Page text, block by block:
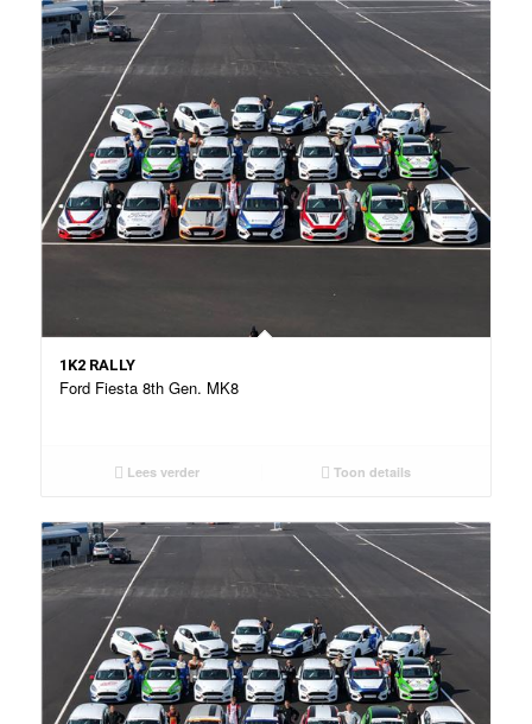
1K2 RALLY
Ford Fiesta 8th Gen. MK8
Lees verder Toon details